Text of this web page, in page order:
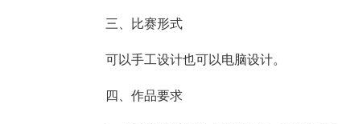
三、比赛形式
可以手工设计也可以电脑设计。
四、作品要求